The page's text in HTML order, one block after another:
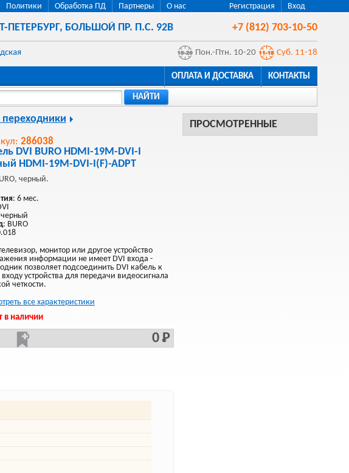
Регистрация Вход
Политики Обработка ПД Партнеры
О нас
ПЕТЕРБУРГ, БОЛЬШОЙ ПР. П.С. 92В +7 (812) 703-10-50
Пон.-Птн. 10-20 Суб. 11-18
ОПЛАТА И ДОСТАВКА КОНТАКТЫ
НАЙТИ
ПРОСМОТРЕННЫЕ
286038
DVI BURO HDMI-19M-DVI-I
HDMI-19M-DVI-I(F)-ADPT
черный.
: 6 мес.
: BURO
монитор или другое устройство
информации не имеет DVI входа -
позволяет подсоединить DVI кабель к
устройства для передачи видеосигнала
четкости.
все характеристики
в наличии
0 Р